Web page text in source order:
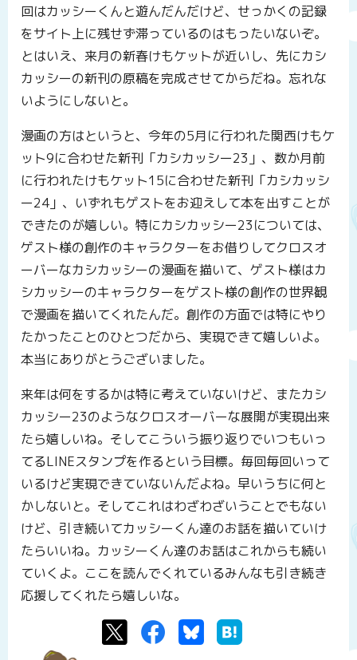
回はカッシーくんと遊んだんだけど、せっかくの記録
をサイト上に残せず滞っているのはもったいないぞ。
とはいえ、来月の新春けもケットが近いし、先にカシ
カッシーの新刊の原稿を完成させてからだね。忘れな
いようにしないと。
漫画の方はというと、今年の5月に行われた関西けもケ
ット9に合わせた新刊「カシカッシー23」、数か月前
に行われたけもケット15に合わせた新刊「カシカッシ
ー24」、いずれもゲストをお迎えして本を出すことが
できたのが嬉しい。特にカシカッシー23については、
ゲスト様の創作のキャラクターをお借りしてクロスオ
ーバーなカシカッシーの漫画を描いて、ゲスト様はカ
シカッシーのキャラクターをゲスト様の創作の世界観
で漫画を描いてくれたんだ。創作の方面では特にやり
たかったことのひとつだから、実現できて嬉しいよ。
本当にありがとうございました。
来年は何をするかは特に考えていないけど、またカシ
カッシー23のようなクロスオーバーな展開が実現出来
たら嬉しいね。そしてこういう振り返りでいつもいっ
てるLINEスタンプを作るという目標。毎回毎回いって
いるけど実現できていないんだよね。早いうちに何と
かしないと。そしてこれはわざわざいうことでもない
けど、引き続いてカッシーくん達のお話を描いていけ
たらいいね。カッシーくん達のお話はこれからも続い
ていくよ。ここを読んでくれているみんなも引き続き
応援してくれたら嬉しいな。
TwitterFacebookBluesky